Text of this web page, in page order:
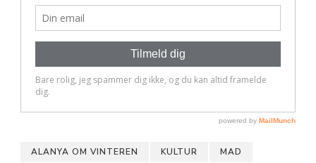
ALANYA OM VINTEREN KULTUR MAD